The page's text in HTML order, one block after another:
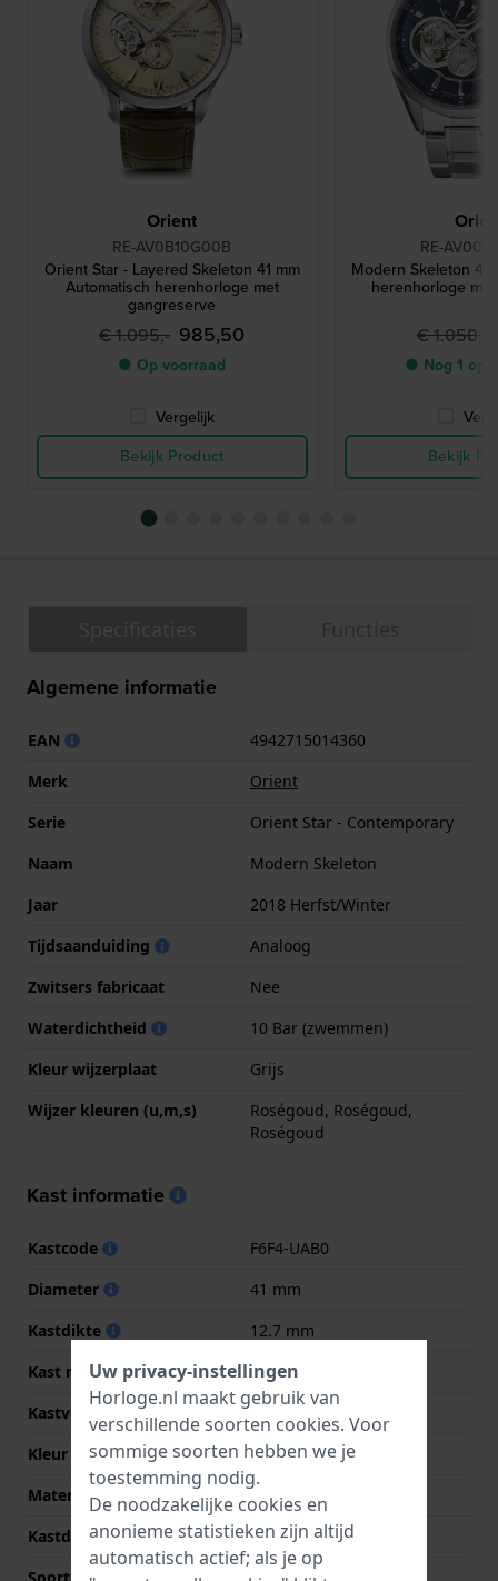
Orient
RE-AV0B10G00B
Orient Star - Layered Skeleton 41 mm
Automatisch herenhorloge met
gangreserve
€ 1.095,- 985,50
● Op voorraad
Vergelijk
Bekijk Product
RE-
Modern Skeleton 41
herenhorloge
€ 1.050,-
● Nog 1 op
Bekijk
Algemene informatie
EAN
4942715014360
Merk
Orient
Serie
Orient Star - Contemporary
Naam
Modern Skeleton
Jaar
2018 Herfst/Winter
Tijdsaanduiding
Analoog
Zwitsers fabricaat
Nee
Waterdichtheid
10 Bar (zwemmen)
Kleur wijzerplaat
Grijs
Wijzer kleuren (u,m,s)
Roségoud, Roségoud,
Roségoud
Kast informatie
Kastcode
F6F4-UAB0
Diameter
41 mm
Kastdikte
12.7 mm
Kast materiaal
Roestvrij staal
Kastvorm
Kleur kast
Zilver
Materiaal kastdeksel
Roestvrij staal
Kastdeksel
Doorzichtig
Uw privacy-instellingen
Horloge.nl maakt gebruik van
verschillende soorten cookies. Voor
sommige soorten hebben we je
toestemming nodig.
De noodzakelijke cookies en
anonieme statistieken zijn altijd
automatisch actief; als je op